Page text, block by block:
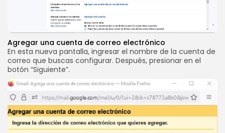
Agregar una cuenta de correo electrónico
En esta nueva pantalla, ingresar el nombre de la cuenta de
correo que buscas configurar. Después, presionar en el
botón “Siguiente”.